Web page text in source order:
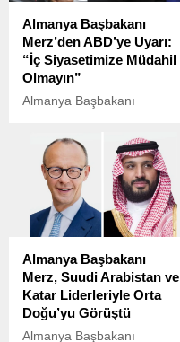
Almanya Başbakanı
Merz’den ABD’ye Uyarı:
“İç Siyasetimize Müdahil
Olmayın”
Almanya Başbakanı
hükümetine, Almanya’nın iç
siyasetine müdahale
etmeme çağrısında
bulundu.
Almanya Başbakanı
Merz, Suudi Arabistan ve
Katar Liderleriyle Orta
Doğu’yu Görüştü
Almanya Başbakanı